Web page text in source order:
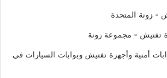
- زونة المتحدة
تفتيش - مجموعة زونة
أمنية وأجهزة تفتيش وبوابات السيارات في